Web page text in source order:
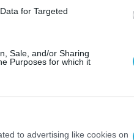
for Targeted
Sale, and/or Sharing
Purposes for which it
to advertising like cookies on